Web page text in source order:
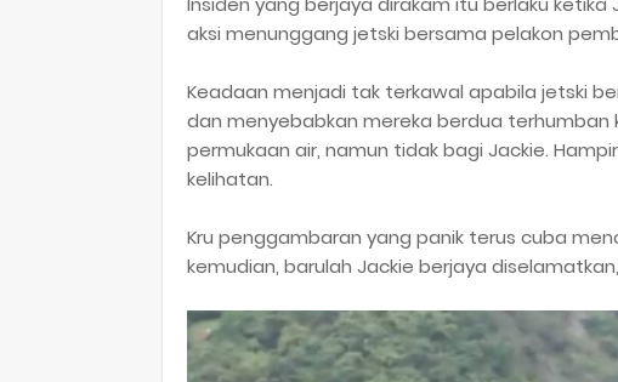
aksi menunggang jetski bersama pelakon
Keadaan menjadi tak terkawal apabila jetski
dan menyebabkan mereka berdua terhumban
permukaan air, namun tidak bagi Jackie.
kelihatan.
Kru penggambaran yang panik terus cuba
kemudian, barulah Jackie berjaya